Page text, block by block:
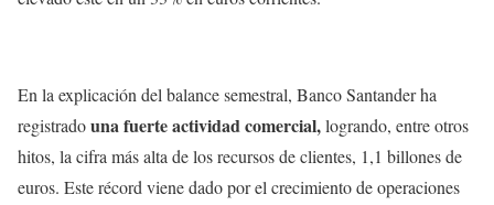
En la explicación del balance semestral, Banco Santander ha
registradouna fuerte actividad comercial,logrando, entre otros
hitos, la cifra más alta de los recursos de clientes, 1,1 billones de
euros. Este récord viene dado por el crecimiento de operaciones